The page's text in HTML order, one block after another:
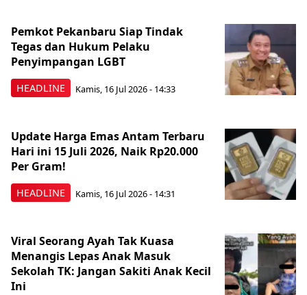
HEADLINE
Pemkot Pekanbaru Siap Tindak
Tegas dan Hukum Pelaku
Penyimpangan LGBT
Kamis, 16 Jul 2026 - 14:33
HEADLINE
Update Harga Emas Antam Terbaru
Hari ini 15 Juli 2026, Naik Rp20.000
Per Gram!
Kamis, 16 Jul 2026 - 14:31
Viral Seorang Ayah Tak Kuasa
Menangis Lepas Anak Masuk
Sekolah TK: Jangan Sakiti Anak Kecil
Ini